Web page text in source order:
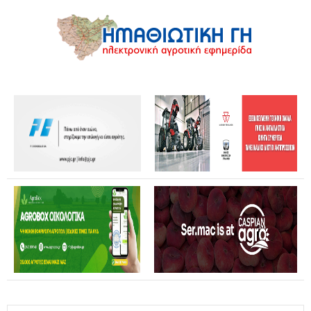
Θανάσης Καββαδάς: Θωρακίζεται όλη η χώρα απέναντι